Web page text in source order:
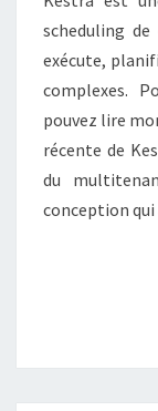
scheduling
exécute,
complexes.
pouvez lire
récente de
du
conception